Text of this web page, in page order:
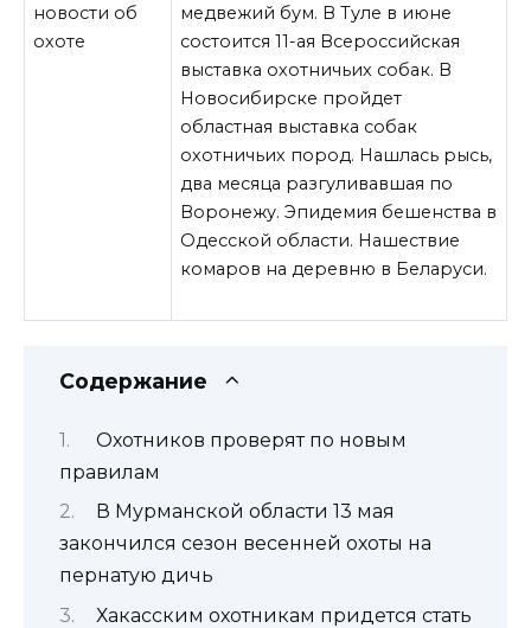
медвежий бум. В Туле в июне
состоится 11-ая Всероссийская
выставка охотничьих собак. В
Новосибирске пройдет
областная выставка собак
охотничьих пород. Нашлась рысь,
два месяца разгуливавшая по
Воронежу. Эпидемия бешенства в
Одесской области. Нашествие
комаров на деревню в Беларуси.
Содержание
Охотников проверят по новым
правилам
В Мурманской области 13 мая
закончился сезон весенней охоты на
пернатую дичь
Хакасским охотникам придется стать